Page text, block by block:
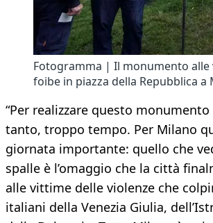
Fotogramma | Il monumento alle
foibe in piazza della Repubblica a
“Per realizzare questo monumento
tanto, troppo tempo. Per Milano
giornata importante: quello che
spalle è l’omaggio che la città
alle vittime delle violenze che
italiani della Venezia Giulia,